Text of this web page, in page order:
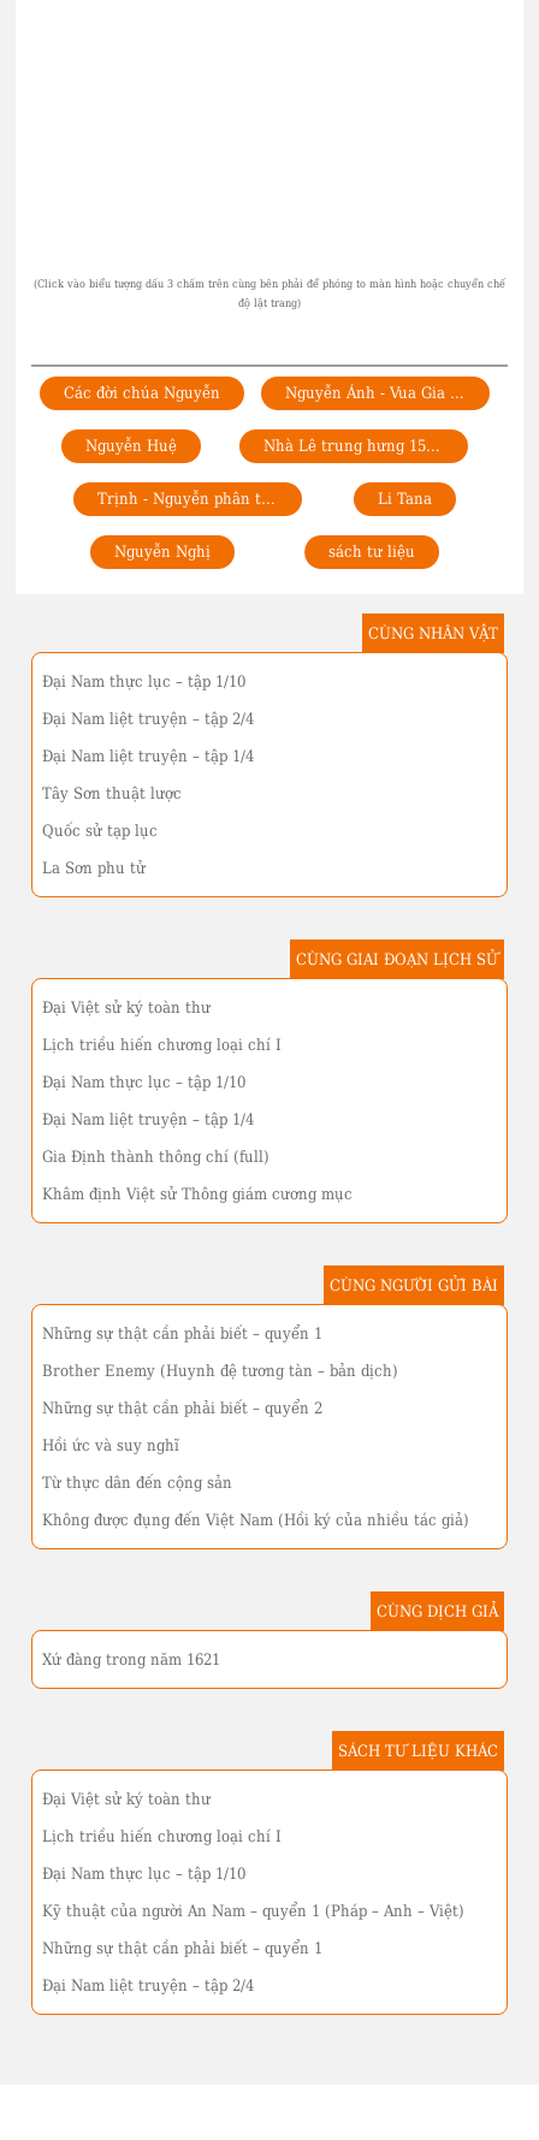
Các đời chúa Nguyễn Nguyễn Ánh - Vua Gia Long
Nguyễn Huệ Nhà Lê trung hưng 1533-1789
Trịnh - Nguyễn phân tranh 1627-1775 Li Tana
Nguyễn Nghị sách tư liệu
CÙNG NHÂN VẬT
Đại Nam thực lục – tập 1/10
Đại Nam liệt truyện – tập 2/4
Đại Nam liệt truyện – tập 1/4
Tây Sơn thuật lược
Quốc sử tạp lục
La Sơn phu tử
CÙNG GIAI ĐOẠN LỊCH SỬ
Đại Việt sử ký toàn thư
Lịch triều hiến chương loại chí I
Đại Nam thực lục – tập 1/10
Đại Nam liệt truyện – tập 1/4
Gia Định thành thông chí (full)
Khâm định Việt sử Thông giám cương mục
CÙNG NGƯỜI GỬI BÀI
Những sự thật cần phải biết – quyển 1
Brother Enemy (Huynh đệ tương tàn – bản dịch)
Những sự thật cần phải biết – quyển 2
Hồi ức và suy nghĩ
Từ thực dân đến cộng sản
Không được đụng đến Việt Nam (Hồi ký của nhiều tác giả)
CÙNG DỊCH GIẢ
Xứ đàng trong năm 1621
SÁCH TƯ LIỆU KHÁC
Đại Việt sử ký toàn thư
Lịch triều hiến chương loại chí I
Đại Nam thực lục – tập 1/10
Kỹ thuật của người An Nam – quyển 1 (Pháp – Anh – Việt)
Những sự thật cần phải biết – quyển 1
Đại Nam liệt truyện – tập 2/4